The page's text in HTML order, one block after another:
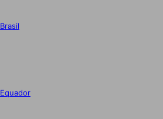
Brasil
Equador